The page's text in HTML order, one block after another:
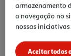
16,99 €
Notas de preparação
armazenamento
a navegação no
nossas
Aceitar todos